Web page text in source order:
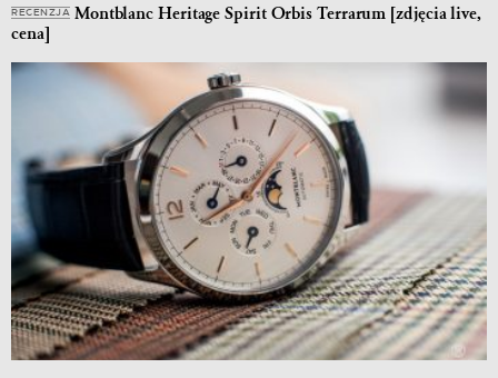
RECENZJA Montblanc Heritage Spirit Orbis Terrarum [zdjęcia live,
cena]